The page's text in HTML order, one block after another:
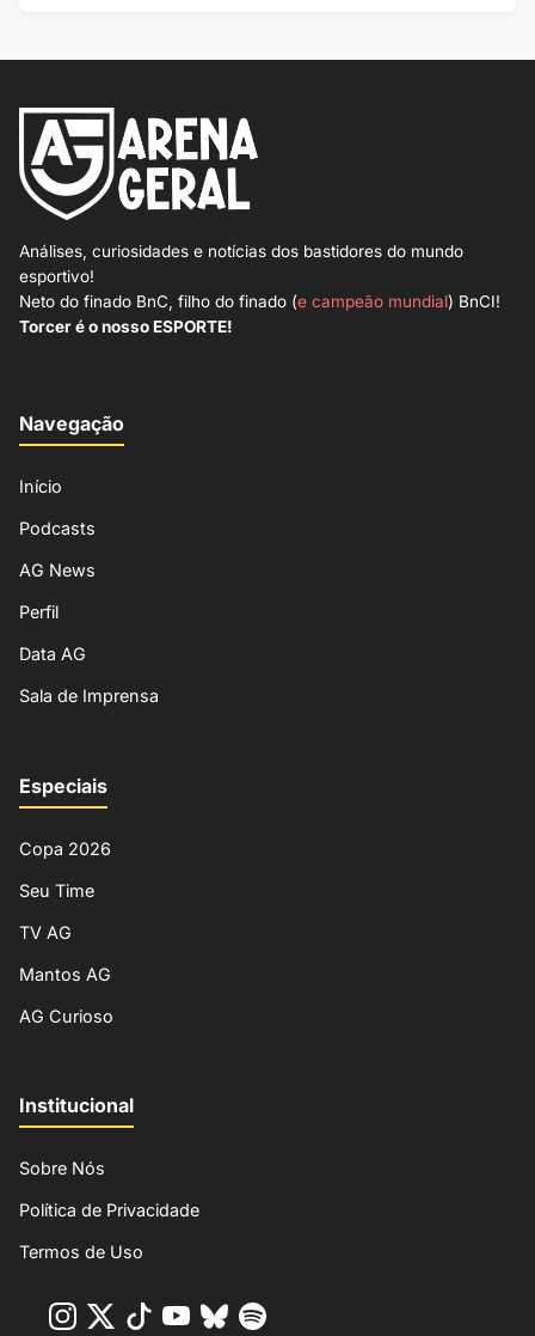
Análises, curiosidades e notícias dos bastidores do mundo
esportivo!
Neto do finado BnC, filho do finado (e campeão mundial) BnCI!
Torcer é o nosso ESPORTE!
Navegação
Início
Podcasts
AG News
Perfil
Data AG
Sala de Imprensa
Especiais
Copa 2026
Seu Time
TV AG
Mantos AG
AG Curioso
Institucional
Sobre Nós
Política de Privacidade
Termos de Uso